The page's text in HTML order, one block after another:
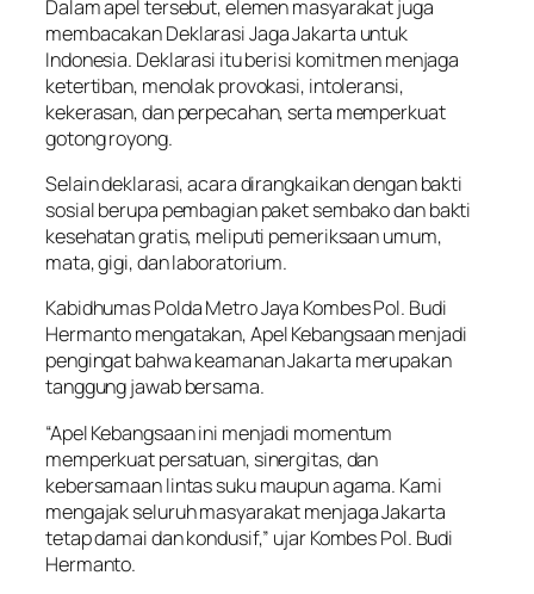
Dalam apel tersebut, elemen masyarakat juga
membacakan Deklarasi Jaga Jakarta untuk
Indonesia. Deklarasi itu berisi komitmen menjaga
ketertiban, menolak provokasi, intoleransi,
kekerasan, dan perpecahan, serta memperkuat
gotong royong.
Selain deklarasi, acara dirangkaikan dengan bakti
sosial berupa pembagian paket sembako dan bakti
kesehatan gratis, meliputi pemeriksaan umum,
mata, gigi, dan laboratorium.
Kabidhumas Polda Metro Jaya Kombes Pol. Budi
Hermanto mengatakan, Apel Kebangsaan menjadi
pengingat bahwa keamanan Jakarta merupakan
tanggung jawab bersama.
“Apel Kebangsaan ini menjadi momentum
memperkuat persatuan, sinergitas, dan
kebersamaan lintas suku maupun agama. Kami
mengajak seluruh masyarakat menjaga Jakarta
tetap damai dan kondusif,” ujar Kombes Pol. Budi
Hermanto.